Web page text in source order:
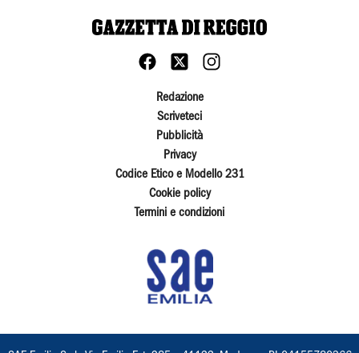
Redazione
Scriveteci
Pubblicità
Privacy
Codice Etico e Modello 231
Cookie policy
Termini e condizioni